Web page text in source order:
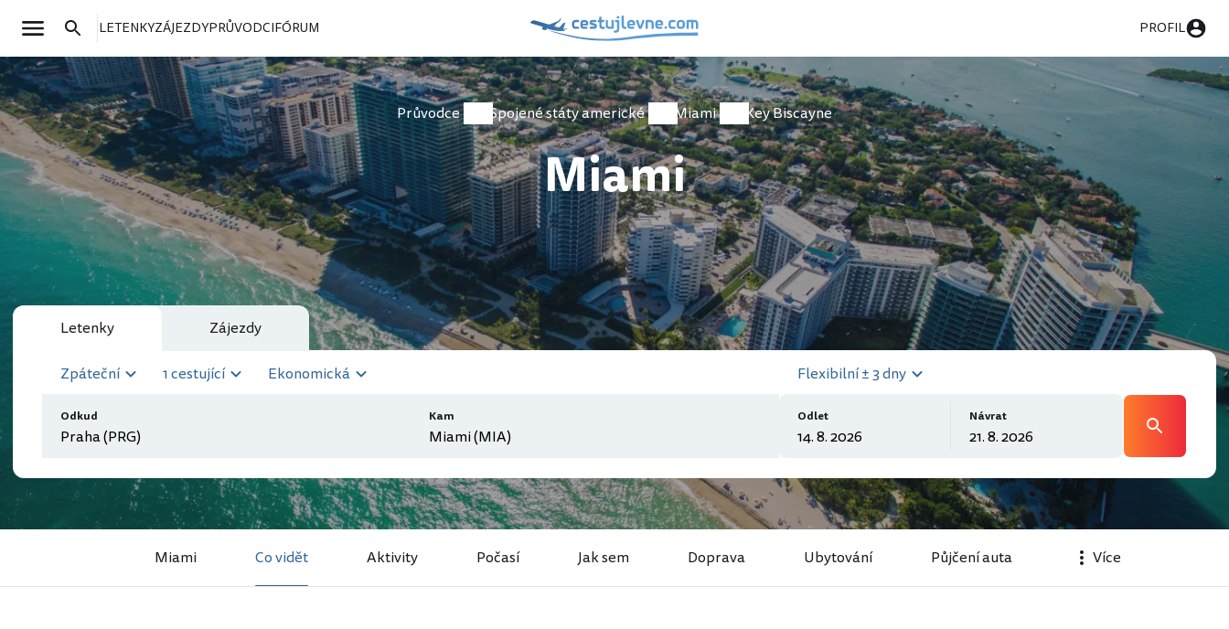
LETENKYZÁJEZDYPRŮVODCIFÓRUM PROFIL
Průvodce Spojené státy americké Miami Key Biscayne
Miami
Letenky Zájezdy
Zpáteční 1 cestující Ekonomická
Odkud Kam
Flexibilní ± 3 dny
Odlet Návrat
Miami Co vidět Aktivity Počasí Jak sem Doprava Ubytování Půjčení auta Více